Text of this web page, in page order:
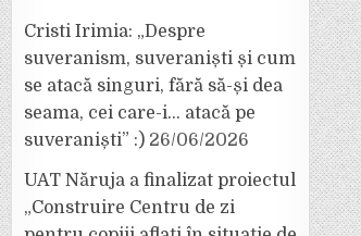
Cristi Irimia: „Despre
suveranism, suveraniști și cum
se atacă singuri, fără să-și dea
seama, cei care-i… atacă pe
suveraniști” :) 26/06/2026
UAT Năruja a finalizat proiectul
„Construire Centru de zi